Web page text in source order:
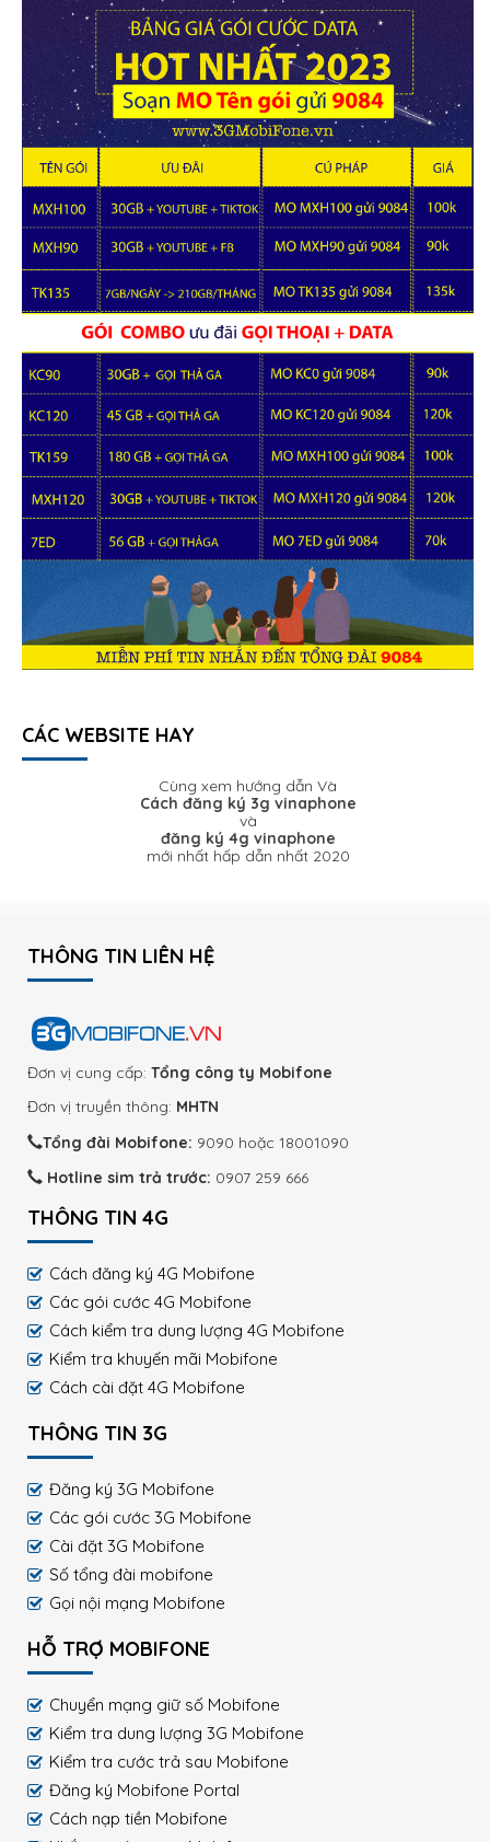
CÁC WEBSITE HAY
Cùng xem hướng dẫn Và
Cách đăng ký 3g vinaphone
và
đăng ký 4g vinaphone
mới nhất hấp dẫn nhất 2020
THÔNG TIN LIÊN HỆ
Đơn vị cung cấp: Tổng công ty Mobifone
Đơn vị truyền thông: MHTN
Tổng đài Mobifone: 9090 hoặc 18001090
Hotline sim trả trước: 0907 259 666
THÔNG TIN 4G
Cách đăng ký 4G Mobifone
Các gói cước 4G Mobifone
Cách kiểm tra dung lượng 4G Mobifone
Kiểm tra khuyến mãi Mobifone
Cách cài đặt 4G Mobifone
THÔNG TIN 3G
Đăng ký 3G Mobifone
Các gói cước 3G Mobifone
Cài đặt 3G Mobifone
Số tổng đài mobifone
Gọi nội mạng Mobifone
HỖ TRỢ MOBIFONE
Chuyển mạng giữ số Mobifone
Kiểm tra dung lượng 3G Mobifone
Kiểm tra cước trả sau Mobifone
Đăng ký Mobifone Portal
Cách nạp tiền Mobifone